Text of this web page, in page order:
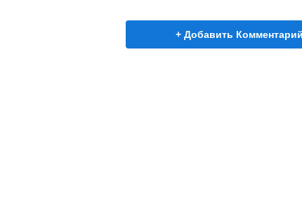
+ Добавить Комментарий